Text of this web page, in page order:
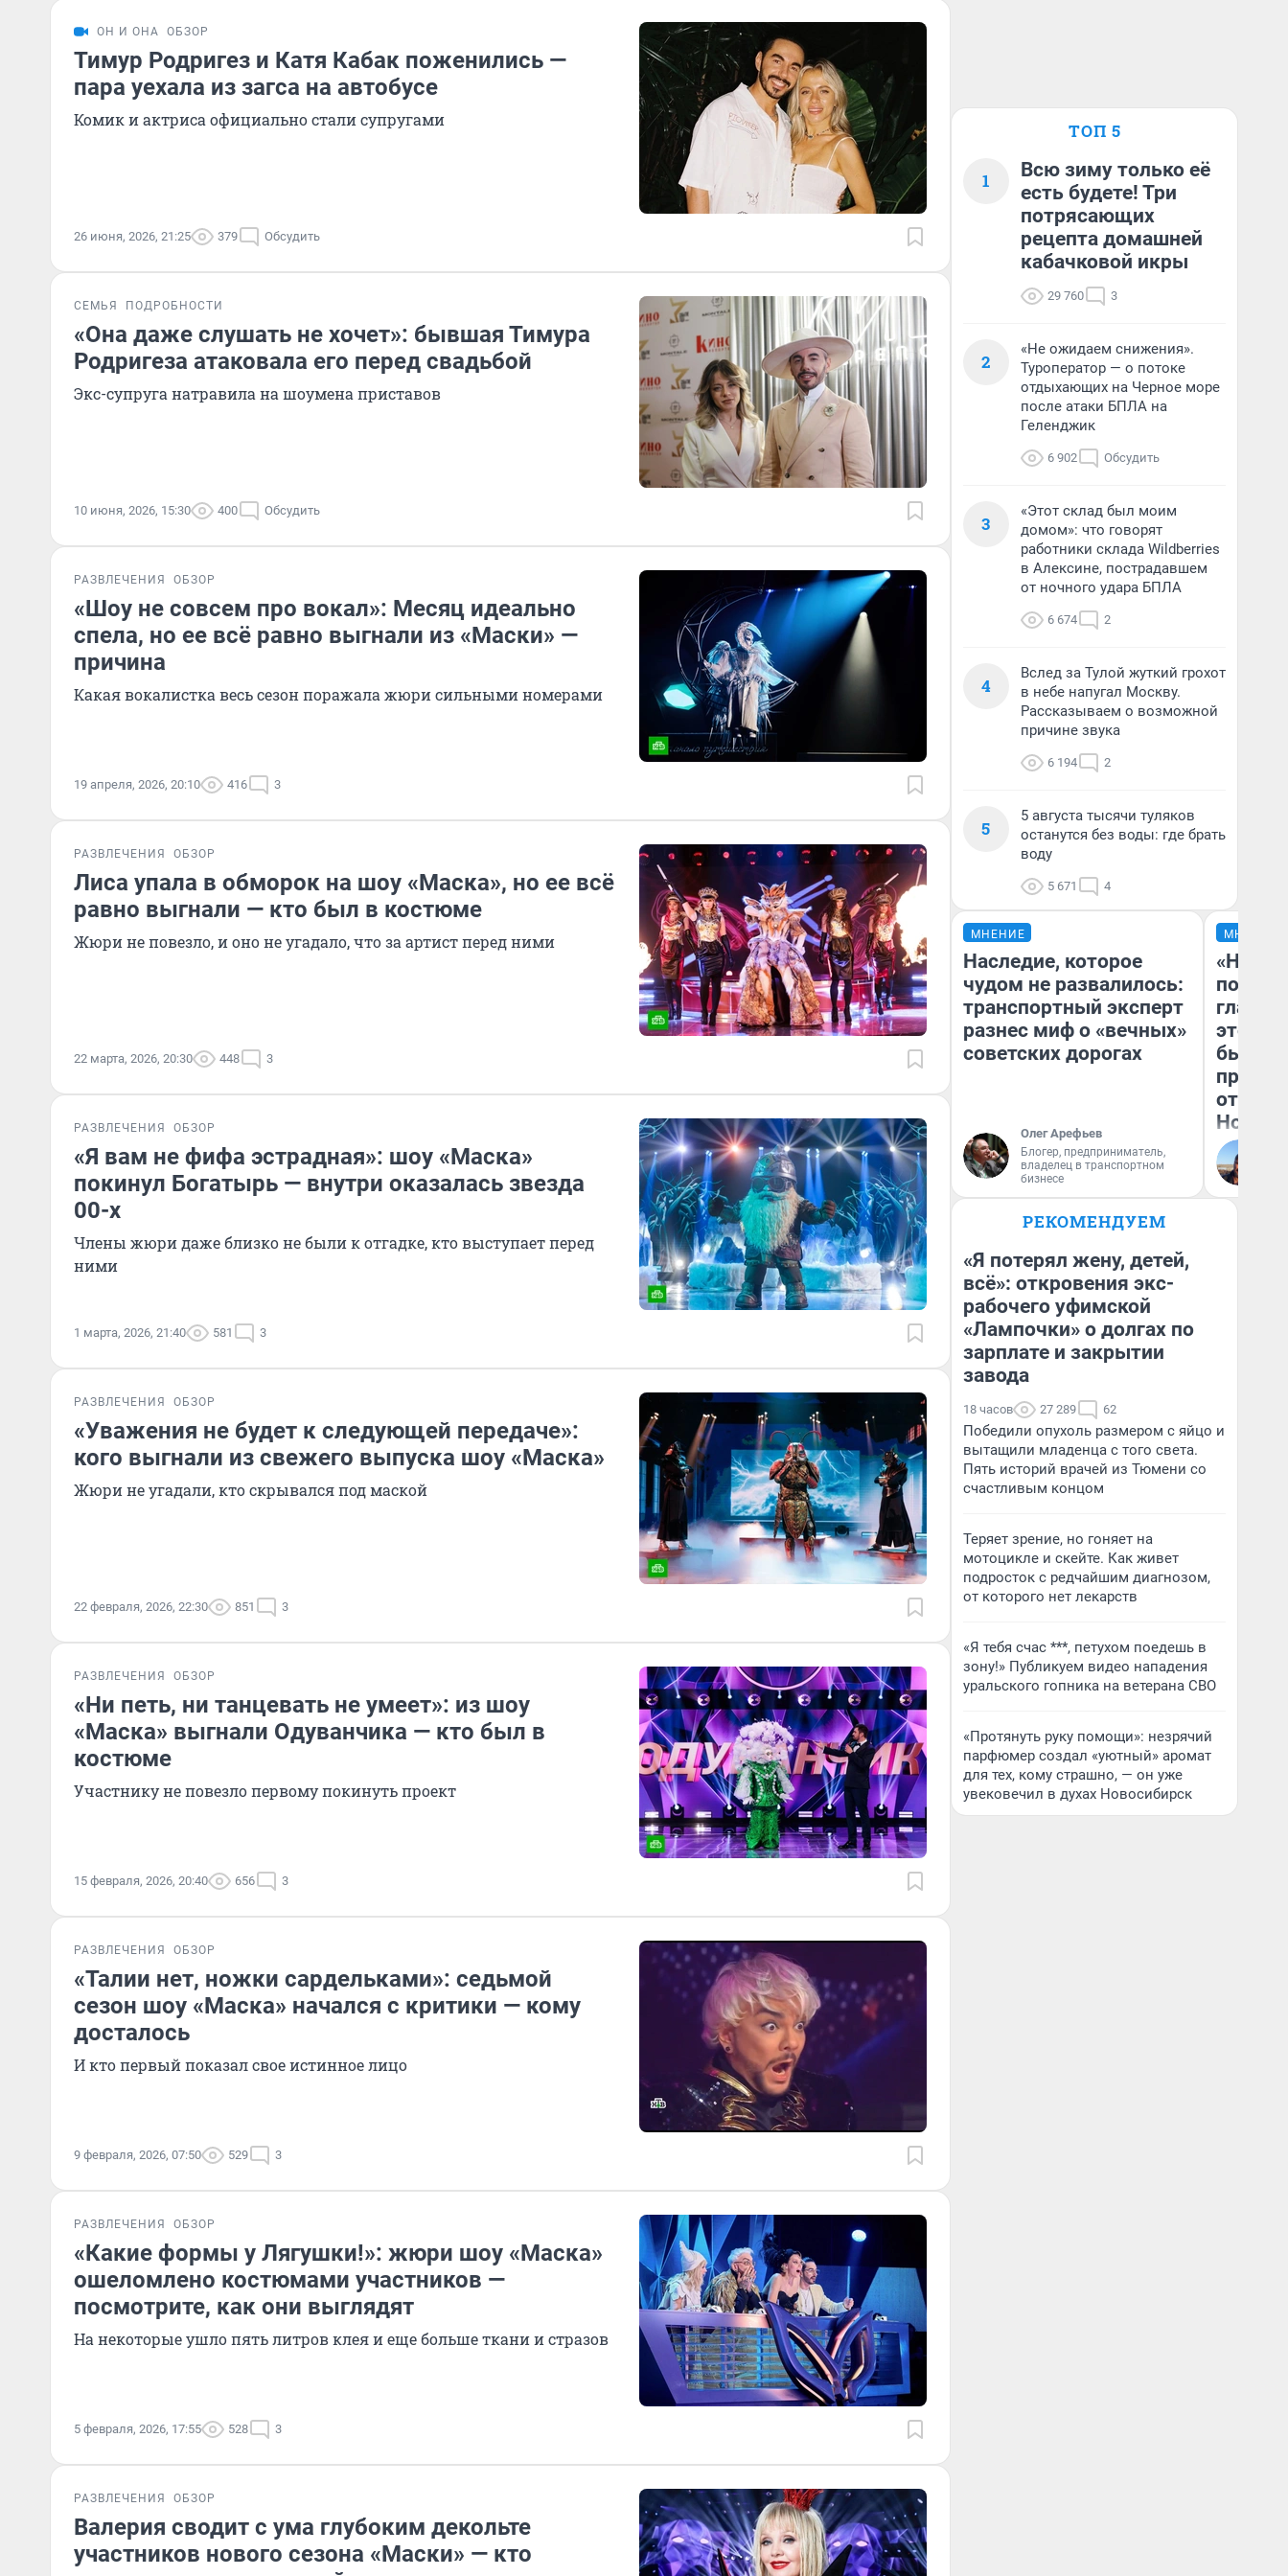
ОН И ОНА ОБЗОР
Тимур Родригез и Катя Кабак поженились —
пара уехала из загса на автобусе
Комик и актриса официально стали супругами
26 июня, 2026, 21:25 379 Обсудить
СЕМЬЯ ПОДРОБНОСТИ
«Она даже слушать не хочет»: бывшая Тимура
Родригеза атаковала его перед свадьбой
Экс-супруга натравила на шоумена приставов
10 июня, 2026, 15:30 400 Обсудить
РАЗВЛЕЧЕНИЯ ОБЗОР
«Шоу не совсем про вокал»: Месяц идеально
спела, но ее всё равно выгнали из «Маски» —
причина
Какая вокалистка весь сезон поражала жюри сильными номерами
19 апреля, 2026, 20:10 416 3
РАЗВЛЕЧЕНИЯ ОБЗОР
Лиса упала в обморок на шоу «Маска», но ее всё
равно выгнали — кто был в костюме
Жюри не повезло, и оно не угадало, что за артист перед ними
22 марта, 2026, 20:30 448 3
РАЗВЛЕЧЕНИЯ ОБЗОР
«Я вам не фифа эстрадная»: шоу «Маска»
покинул Богатырь — внутри оказалась звезда
00-х
Члены жюри даже близко не были к отгадке, кто выступает перед
ними
1 марта, 2026, 21:40 581 3
РАЗВЛЕЧЕНИЯ ОБЗОР
«Уважения не будет к следующей передаче»:
кого выгнали из свежего выпуска шоу «Маска»
Жюри не угадали, кто скрывался под маской
22 февраля, 2026, 22:30 851 3
РАЗВЛЕЧЕНИЯ ОБЗОР
«Ни петь, ни танцевать не умеет»: из шоу
«Маска» выгнали Одуванчика — кто был в
костюме
Участнику не повезло первому покинуть проект
15 февраля, 2026, 20:40 656 3
РАЗВЛЕЧЕНИЯ ОБЗОР
«Талии нет, ножки сардельками»: седьмой
сезон шоу «Маска» начался с критики — кому
досталось
И кто первый показал свое истинное лицо
9 февраля, 2026, 07:50 529 3
РАЗВЛЕЧЕНИЯ ОБЗОР
«Какие формы у Лягушки!»: жюри шоу «Маска»
ошеломлено костюмами участников —
посмотрите, как они выглядят
На некоторые ушло пять литров клея и еще больше ткани и стразов
5 февраля, 2026, 17:55 528 3
РАЗВЛЕЧЕНИЯ ОБЗОР
Валерия сводит с ума глубоким декольте
участников нового сезона «Маски» — кто
ТОП 5
1
Всю зиму только её
есть будете! Три
потрясающих
рецепта домашней
кабачковой икры
29 760 3
2
«Не ожидаем снижения».
Туроператор — о потоке
отдыхающих на Черное море
после атаки БПЛА на
Геленджик
6 902 Обсудить
3
«Этот склад был моим
домом»: что говорят
работники склада Wildberries
в Алексине, пострадавшем
от ночного удара БПЛА
6 674 2
4
Вслед за Тулой жуткий грохот
в небе напугал Москву.
Рассказываем о возможной
причине звука
6 194 2
5
5 августа тысячи туляков
останутся без воды: где брать
воду
5 671 4
МНЕНИЕ
Наследие, которое
чудом не развалилось:
транспортный эксперт
разнес миф о «вечных»
советских дорогах
Олег Арефьев
Блогер, предприниматель,
владелец в транспортном
бизнесе
МНЕНИЕ
этого
бьет
отзыв
Нолана
РЕКОМЕНДУЕМ
«Я потерял жену, детей,
всё»: откровения экс-
рабочего уфимской
«Лампочки» о долгах по
зарплате и закрытии
завода
18 часов 27 289 62
Победили опухоль размером с яйцо и
вытащили младенца с того света.
Пять историй врачей из Тюмени со
счастливым концом
Теряет зрение, но гоняет на
мотоцикле и скейте. Как живет
подросток с редчайшим диагнозом,
от которого нет лекарств
«Я тебя счас ***, петухом поедешь в
зону!» Публикуем видео нападения
уральского гопника на ветерана СВО
«Протянуть руку помощи»: незрячий
парфюмер создал «уютный» аромат
для тех, кому страшно, — он уже
увековечил в духах Новосибирск